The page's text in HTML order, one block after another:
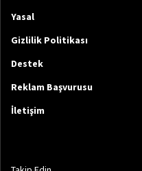
Yasal
Gizlilik Politikası
Destek
Reklam Başvurusu
İletişim